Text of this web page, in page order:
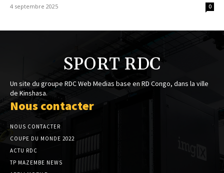
4 septembre 2025 0
SPORT RDC
Un site du groupe RDC Web Medias base en RD Congo, dans la ville
de Kinshasa.
Nous contacter
NOUS CONTACTER
COUPE DU MONDE 2022
ACTU RDC
TP MAZEMBE NEWS